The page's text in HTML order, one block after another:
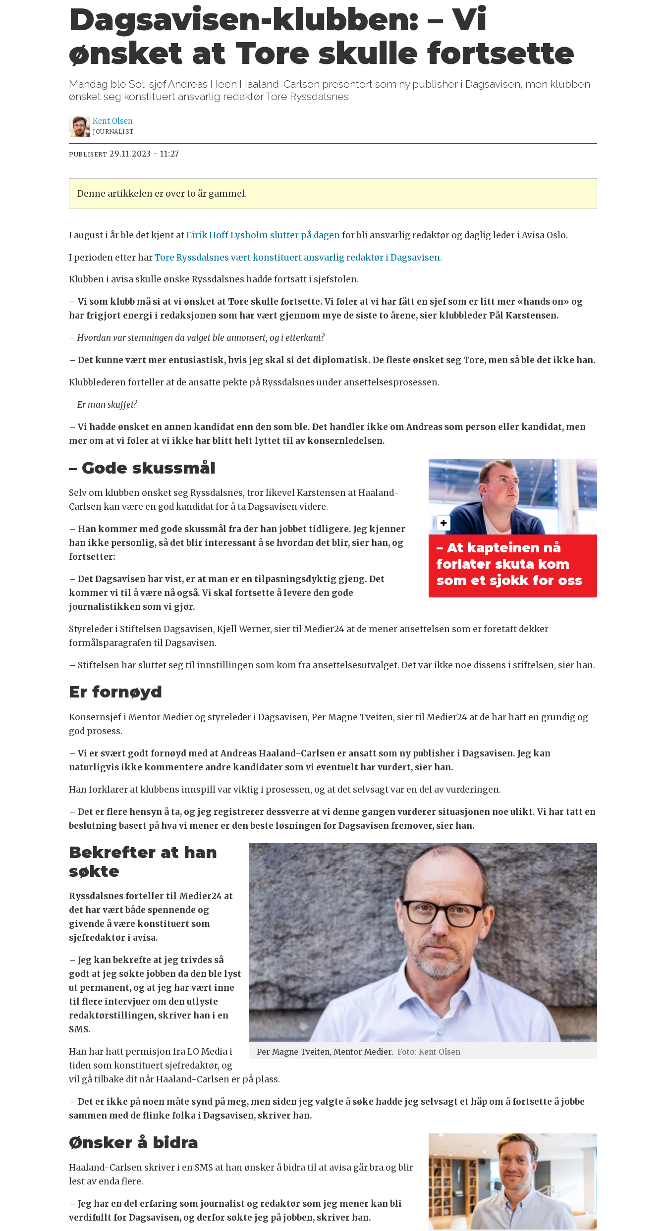
Dagsavisen-klubben: – Vi
ønsket at Tore skulle fortsette
Mandag ble Sol-sjef Andreas Heen Haaland-Carlsen presentert som ny publisher i Dagsavisen, men klubben
ønsket seg konstituert ansvarlig redaktør Tore Ryssdalsnes.
Kent Olsen
JOURNALIST
PUBLISERT 29.11.2023 - 11:27
Denne artikkelen er over to år gammel.
I august i år ble det kjent atEirik Hoff Lysholm slutter på dagenfor bli ansvarlig redaktør og daglig leder i Avisa Oslo.
I perioden etter harTore Ryssdalsnes vært konstituert ansvarlig redaktør i Dagsavisen.
Klubben i avisa skulle ønske Ryssdalsnes hadde fortsatt i sjefstolen.
– Vi som klubb må si at vi ønsket at Tore skulle fortsette. Vi føler at vi har fått en sjef som er litt mer «hands on» og
har frigjort energi i redaksjonen som har vært gjennom mye de siste to årene, sier klubbleder Pål Karstensen.
– Hvordan var stemningen da valget ble annonsert, og i etterkant?
– Det kunne vært mer entusiastisk, hvis jeg skal si det diplomatisk. De fleste ønsket seg Tore, men så ble det ikke han.
Klubblederen forteller at de ansatte pekte på Ryssdalsnes under ansettelsesprosessen.
– Er man skuffet?
– Vi hadde ønsket en annen kandidat enn den som ble. Det handler ikke om Andreas som person eller kandidat, men
mer om at vi føler at vi ikke har blitt helt lyttet til av konsernledelsen.
– At kapteinen nå
forlater skuta kom
som et sjokk for oss
– Gode skussmål
Selv om klubben ønsket seg Ryssdalsnes, tror likevel Karstensen at Haaland-
Carlsen kan være en god kandidat for å ta Dagsavisen videre.
– Han kommer med gode skussmål fra der han jobbet tidligere. Jeg kjenner
han ikke personlig, så det blir interessant å se hvordan det blir, sier han, og
fortsetter:
– Det Dagsavisen har vist, er at man er en tilpasningsdyktig gjeng. Det
kommer vi til å være nå også. Vi skal fortsette å levere den gode
journalistikken som vi gjør.
Styreleder i Stiftelsen Dagsavisen, Kjell Werner, sier til Medier24 at de mener ansettelsen som er foretatt dekker
formålsparagrafen til Dagsavisen.
– Stiftelsen har sluttet seg til innstillingen som kom fra ansettelsesutvalget. Det var ikke noe dissens i stiftelsen, sier han.
Er fornøyd
Konsernsjef i Mentor Medier og styreleder i Dagsavisen, Per Magne Tveiten, sier til Medier24 at de har hatt en grundig og
god prosess.
– Vi er svært godt fornøyd med at Andreas Haaland-Carlsen er ansatt som ny publisher i Dagsavisen. Jeg kan
naturligvis ikke kommentere andre kandidater som vi eventuelt har vurdert, sier han.
Han forklarer at klubbens innspill var viktig i prosessen, og at det selvsagt var en del av vurderingen.
– Det er flere hensyn å ta, og jeg registrerer dessverre at vi denne gangen vurderer situasjonen noe ulikt. Vi har tatt en
beslutning basert på hva vi mener er den beste løsningen for Dagsavisen fremover, sier han.
Per Magne Tveiten, Mentor Medier. Foto: Kent Olsen
Bekrefter at han
søkte
Ryssdalsnes forteller til Medier24 at
det har vært både spennende og
givende å være konstituert som
sjefredaktør i avisa.
– Jeg kan bekrefte at jeg trivdes så
godt at jeg søkte jobben da den ble lyst
ut permanent, og at jeg har vært inne
til flere intervjuer om den utlyste
redaktørstillingen, skriver han i en
SMS.
Han har hatt permisjon fra LO Media i
tiden som konstituert sjefredaktør, og
vil gå tilbake dit når Haaland-Carlsen er på plass.
– Det er ikke på noen måte synd på meg, men siden jeg valgte å søke hadde jeg selvsagt et håp om å fortsette å jobbe
sammen med de flinke folka i Dagsavisen, skriver han.
Ønsker å bidra
Haaland-Carlsen skriver i en SMS at han ønsker å bidra til at avisa går bra og blir
lest av enda flere.
– Jeg har en del erfaring som journalist og redaktør som jeg mener kan bli
verdifullt for Dagsavisen, og derfor søkte jeg på jobben, skriver han.